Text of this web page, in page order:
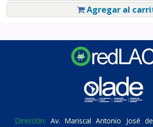
Agregar al
Dirección: Av. Mariscal Antonio José